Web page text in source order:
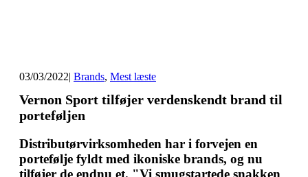
03/03/2022| Brands, Mest læste
Vernon Sport tilføjer verdenskendt brand til
porteføljen
Distributørvirksomheden har i forvejen en
portefølje fyldt med ikoniske brands, og nu
tilføjer de endnu et. "Vi smugstartede snakken